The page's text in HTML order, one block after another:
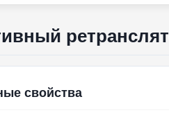
свойства